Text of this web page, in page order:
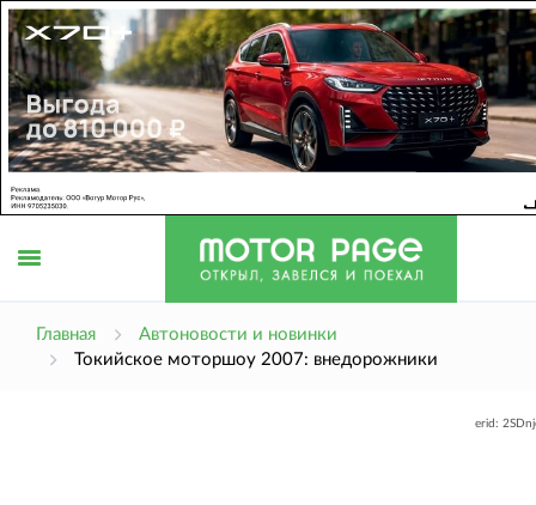
Главная
Автоновости и новинки
Токийское моторшоу 2007: внедорожники
erid: